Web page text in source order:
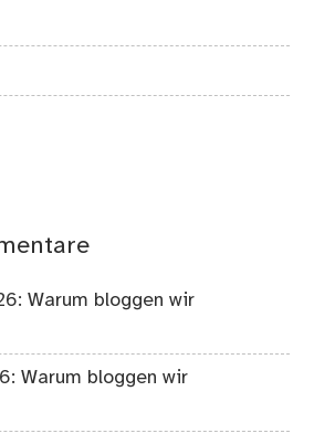
Warum bloggen wir
Warum bloggen wir